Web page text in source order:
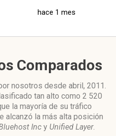
hace 1 mes
Comparados
nosotros desde abril, 2011.
tan alto como 2 520
la mayoría de su tráfico
alcanzó la más alta posición
Inc y Unified Layer.